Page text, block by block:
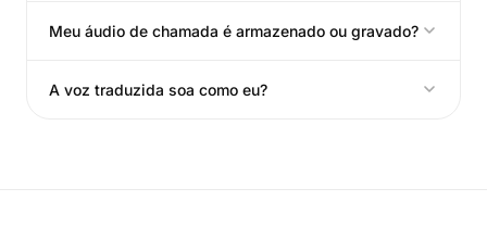
Meu áudio de chamada é armazenado ou gravado?
A voz traduzida soa como eu?